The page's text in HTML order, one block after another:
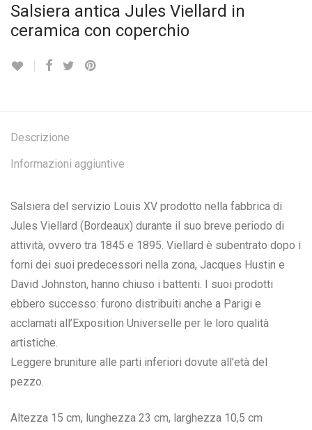
Salsiera antica Jules Viellard in
ceramica con coperchio
Descrizione
Informazioni aggiuntive
Salsiera del servizio Louis XV prodotto nella fabbrica di
Jules Viellard (Bordeaux) durante il suo breve periodo di
attività, ovvero tra 1845 e 1895. Viellard è subentrato dopo i
forni dei suoi predecessori nella zona, Jacques Hustin e
David Johnston, hanno chiuso i battenti. I suoi prodotti
ebbero successo: furono distribuiti anche a Parigi e
acclamati all’Exposition Universelle per le loro qualità
artistiche.
Leggere bruniture alle parti inferiori dovute all’età del
pezzo.
Altezza 15 cm, lunghezza 23 cm, larghezza 10,5 cm